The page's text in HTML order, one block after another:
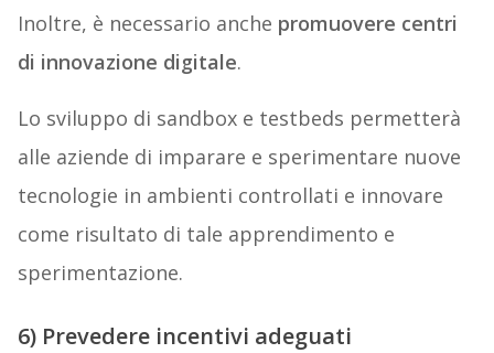
Inoltre, è necessario anche promuovere centri
di innovazione digitale.
Lo sviluppo di sandbox e testbeds permetterà
alle aziende di imparare e sperimentare nuove
tecnologie in ambienti controllati e innovare
come risultato di tale apprendimento e
sperimentazione.
6) Prevedere incentivi adeguati